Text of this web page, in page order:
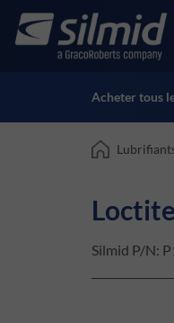
main
Accessories
Essais non
Voir tous les
Acheter tous
Silmid P/N: